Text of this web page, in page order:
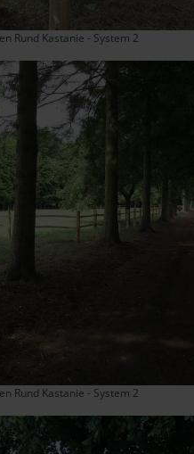
Rund Kastanie - System 2
Rund Kastanie - System 2